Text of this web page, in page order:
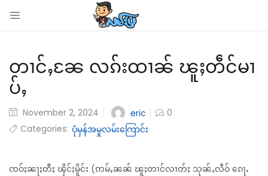
တၢင်ႇၼႄ လၵ်းထၢၼ် ၽူႈတဵင်မၢ
ပ်ႇ
November 2, 2024 eric
0
Categories: ပုံမှန်အမှုလမ်းကြောင်း
ၸဝ်ႈၼႃႈတီႈ ၾိင်ႈမိူင်း (ဢမ်ႇၼၼ် ၽူႈတၢင်လၢတ်ႈ သုၼ်ႇလဵဝ် ၵေႃႉ
Enter your username and password to login.
Login